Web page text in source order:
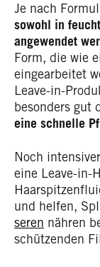
Je nach
sowohl in
angewendet
Form, die wie
eingearbeitet
Leave-in-
besonders gut
eine schnelle
Noch
eine Leave-in-
und helfen,
seren nähren
schützenden